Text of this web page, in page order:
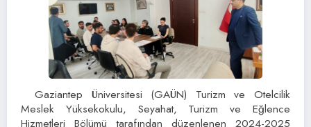
Gaziantep Üniversitesi (GAÜN) Turizm ve Otelcilik
Meslek Yüksekokulu, Seyahat, Turizm ve Eğlence
Hizmetleri Bölümü tarafından düzenlenen 2024-2025